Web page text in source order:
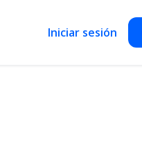
Iniciar sesión